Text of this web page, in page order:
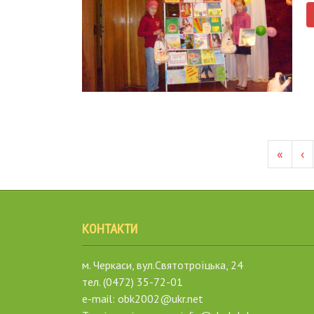
«
‹
КОНТАКТИ
м. Черкаси, вул.Святотроїцька, 24
тел. (0472) 35-72-01
e-mail: obk2002@ukr.net